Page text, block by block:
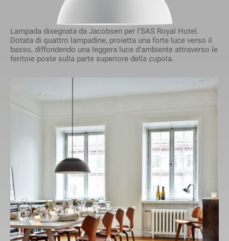
Lampada disegnata da Jacobsen per l’SAS Royal Hotel.
Dotata di quattro lampadine, proietta una forte luce verso il
basso, diffondendo una leggera luce d’ambiente attraverso le
feritoie poste sulla parte superiore della cupola.